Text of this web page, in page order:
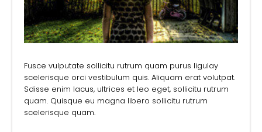
Fusce vulputate sollicitu rutrum quam purus ligulay
scelerisque orci vestibulum quis. Aliquam erat volutpat.
Sdisse enim lacus, ultrices et leo eget, sollicitu rutrum
quam. Quisque eu magna libero sollicitu rutrum
scelerisque quam.